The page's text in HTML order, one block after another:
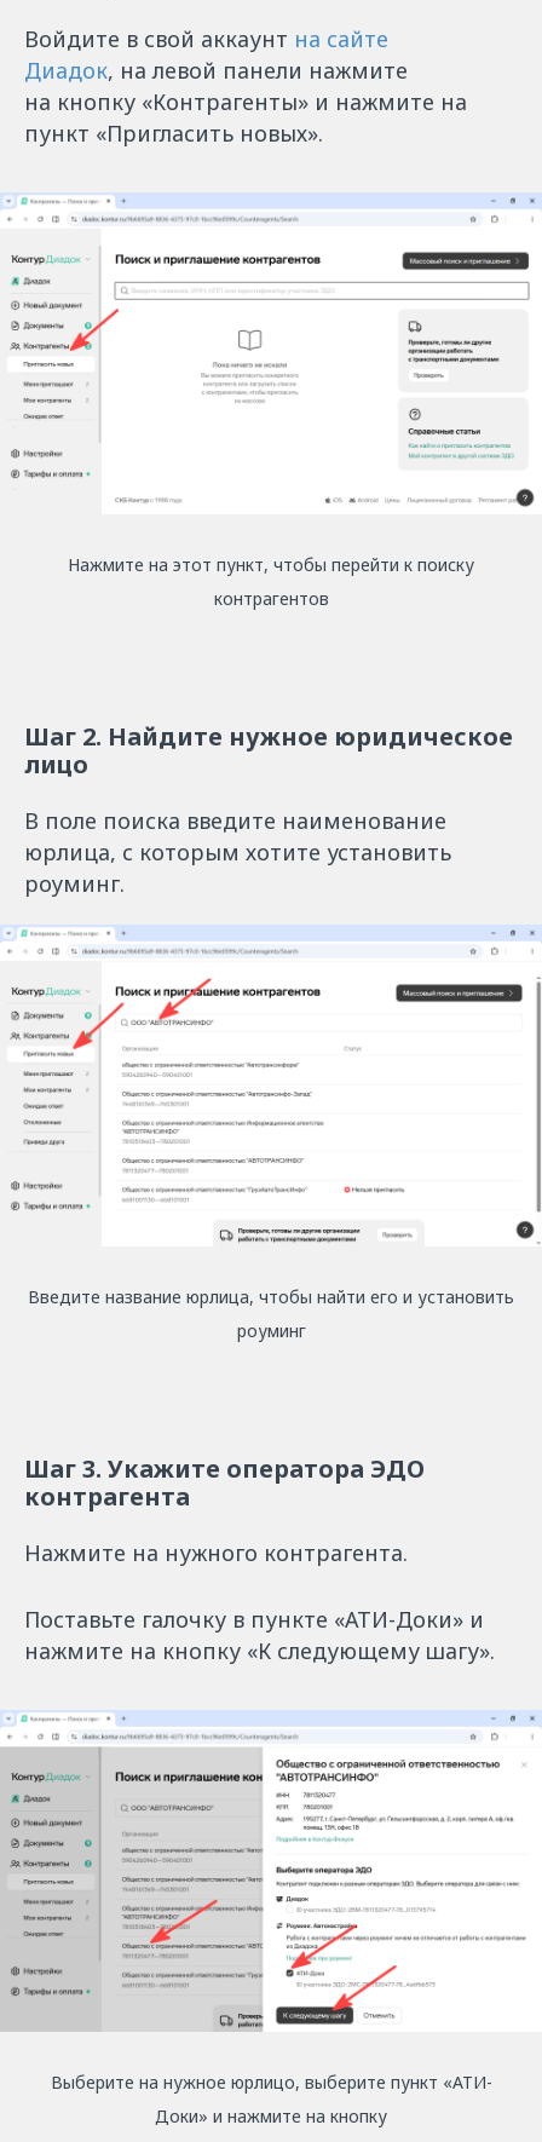
Войдите в свой аккаунт на сайте
Диадок, на левой панели нажмите
на кнопку «Контрагенты» и нажмите на
пункт «Пригласить новых».
Нажмите на этот пункт, чтобы перейти к поиску
контрагентов
Шаг 2. Найдите нужное юридическое
лицо
В поле поиска введите наименование
юрлица, с которым хотите установить
роуминг.
Введите название юрлица, чтобы найти его и установить
роуминг
Шаг 3. Укажите оператора ЭДО
контрагента
Нажмите на нужного контрагента.
Поставьте галочку в пункте «АТИ-Доки» и
нажмите на кнопку «К следующему шагу».
Выберите на нужное юрлицо, выберите пункт «АТИ-
Доки» и нажмите на кнопку